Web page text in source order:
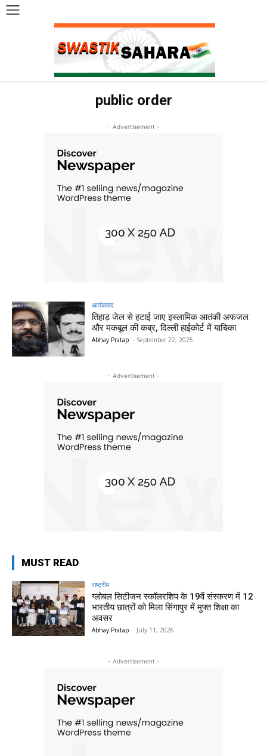
public order
- Advertisement -
आतंकवाद
तिहाड़ जेल से हटाई जाए इस्लामिक आतंकी अफजल
और मकबूल की कब्र, दिल्ली हाईकोर्ट में याचिका
Abhay Pratap - September 22, 2025
- Advertisement -
MUST READ
राष्ट्रीय
ग्लोबल सिटीजन स्कॉलरशिप के 19वें संस्करण में 12
भारतीय छात्रों को मिला सिंगापुर में मुफ्त शिक्षा का
अवसर
Abhay Pratap - July 11, 2026
- Advertisement -